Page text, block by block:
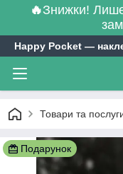
🔥Знижки! Лише
Happy Pocket ―
Товари та
Подарунок